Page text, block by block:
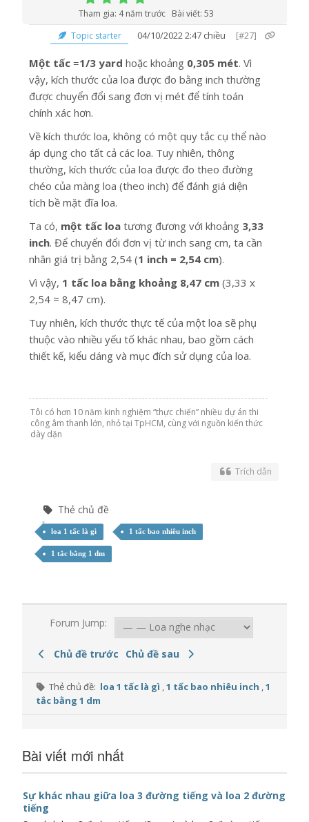
Tham gia: 4 năm trước Bài viết: 53
Topic starter
04/10/2022 2:47 chiều [#27]
Một tấc =1/3 yard hoặc khoảng 0,305 mét. Vì
vậy, kích thước của loa được đo bằng inch thường
được chuyển đổi sang đơn vị mét để tính toán
chính xác hơn.
Về kích thước loa, không có một quy tắc cụ thể nào
áp dụng cho tất cả các loa. Tuy nhiên, thông
thường, kích thước của loa được đo theo đường
chéo của màng loa (theo inch) để đánh giá diện
tích bề mặt đĩa loa.
Ta có, một tấc loa tương đương với khoảng 3,33
inch. Để chuyển đổi đơn vị từ inch sang cm, ta cần
nhân giá trị bằng 2,54 (1 inch = 2,54 cm).
Vì vậy, 1 tấc loa bằng khoảng 8,47 cm (3,33 x
2,54 ≈ 8,47 cm).
Tuy nhiên, kích thước thực tế của một loa sẽ phụ
thuộc vào nhiều yếu tố khác nhau, bao gồm cách
thiết kế, kiểu dáng và mục đích sử dụng của loa.
Tôi có hơn 10 năm kinh nghiệm “thực chiến” nhiều dự án thi
công âm thanh lớn, nhỏ tại TpHCM, cùng với nguồn kiến thức
dày dặn
Trích dẫn
Thẻ chủ đề
loa 1 tấc là gì 1 tấc bao nhiêu inch
1 tắc bằng 1 dm
Forum Jump:
Chủ đề trước Chủ đề sau
Thẻ chủ đề: loa 1 tấc là gì ,1 tấc bao nhiêu inch ,1
tắc bằng 1 dm
Bài viết mới nhất
Sự khác nhau giữa loa 3 đường tiếng và loa 2 đường
tiếng